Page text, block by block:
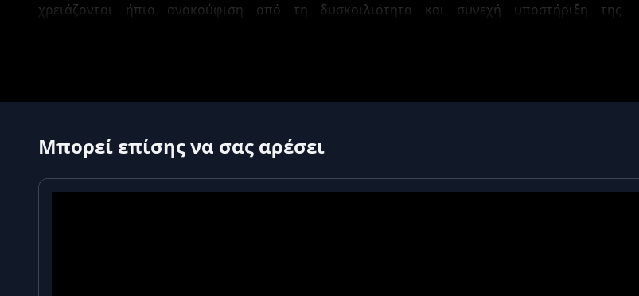
χρειάζονται ήπια ανακούφιση από τη δυσκοιλιότητα και συνεχή υποστήριξη της
10 λεπτά για να διαλυθεί πλήρως η σκόνη πριν την κατανάλωση. Λαμβάνετε έως και δύο
Μπορεί επίσης να σας αρέσει